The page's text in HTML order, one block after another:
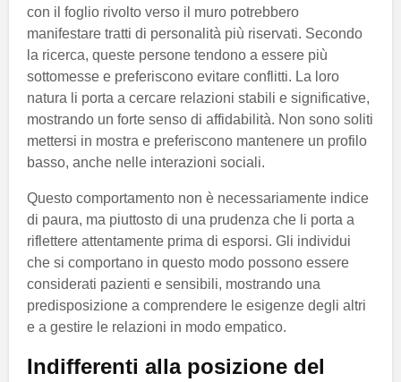
con il foglio rivolto verso il muro potrebbero
manifestare tratti di personalità più riservati. Secondo
la ricerca, queste persone tendono a essere più
sottomesse e preferiscono evitare conflitti. La loro
natura li porta a cercare relazioni stabili e significative,
mostrando un forte senso di affidabilità. Non sono soliti
mettersi in mostra e preferiscono mantenere un profilo
basso, anche nelle interazioni sociali.
Questo comportamento non è necessariamente indice
di paura, ma piuttosto di una prudenza che li porta a
riflettere attentamente prima di esporsi. Gli individui
che si comportano in questo modo possono essere
considerati pazienti e sensibili, mostrando una
predisposizione a comprendere le esigenze degli altri
e a gestire le relazioni in modo empatico.
Indifferenti alla posizione del